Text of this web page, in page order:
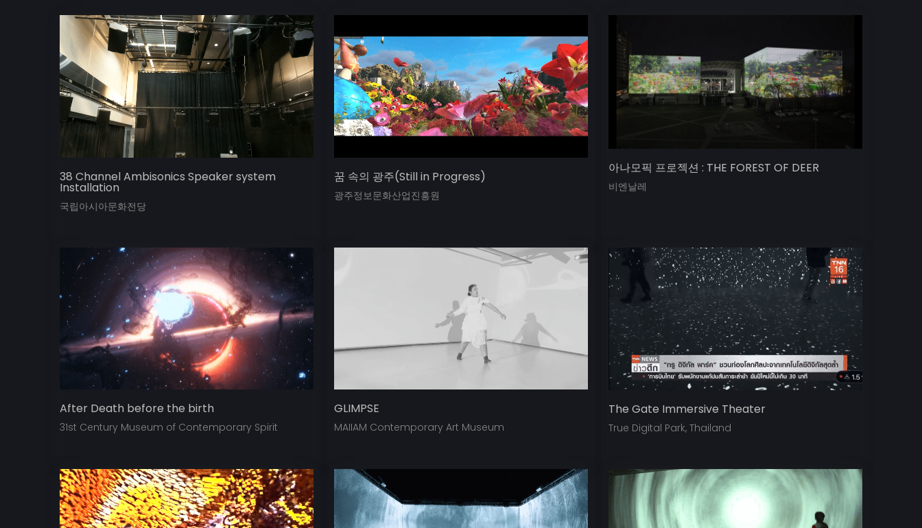
38 Channel Ambisonics Speaker system
Installation
국립아시아문화전당
꿈 속의 광주(Still in Progress)
광주정보문화산업진흥원
아나모픽 프로젝션 : THE FOREST OF DEER
비엔날레
After Death before the birth
31st Century Museum of Contemporary Spirit
GLIMPSE
MAIIAM Contemporary Art Museum
The Gate Immersive Theater
True Digital Park, Thailand